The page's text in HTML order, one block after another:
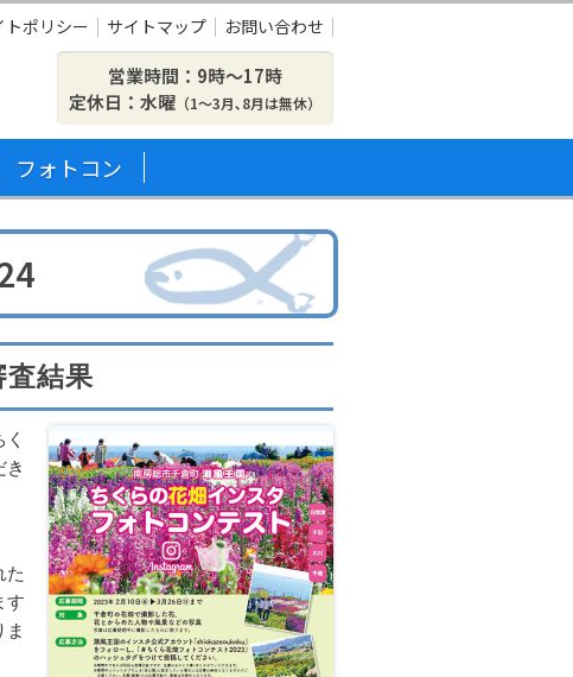
トポリシー サイトマップ お問い合わせ
営業時間：9時〜17時
定休日：水曜 （1～3月､8月は無休）
フォトコン
結果
き
た
す
ま